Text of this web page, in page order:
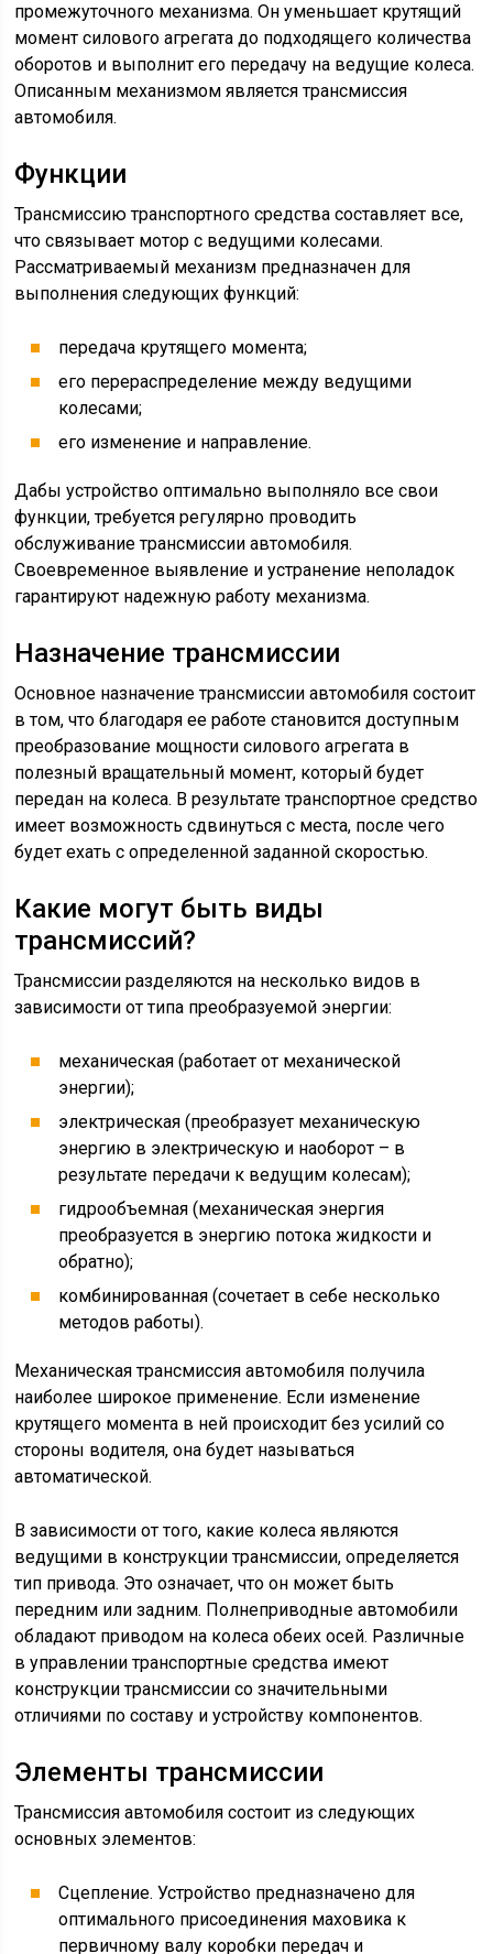
промежуточного механизма. Он уменьшает крутящий
момент силового агрегата до подходящего количества
оборотов и выполнит его передачу на ведущие колеса.
Описанным механизмом является трансмиссия
автомобиля.
Функции
Трансмиссию транспортного средства составляет все,
что связывает мотор с ведущими колесами.
Рассматриваемый механизм предназначен для
выполнения следующих функций:
передача крутящего момента;
его перераспределение между ведущими
колесами;
его изменение и направление.
Дабы устройство оптимально выполняло все свои
функции, требуется регулярно проводить
обслуживание трансмиссии автомобиля.
Своевременное выявление и устранение неполадок
гарантируют надежную работу механизма.
Назначение трансмиссии
Основное назначение трансмиссии автомобиля состоит
в том, что благодаря ее работе становится доступным
преобразование мощности силового агрегата в
полезный вращательный момент, который будет
передан на колеса. В результате транспортное средство
имеет возможность сдвинуться с места, после чего
будет ехать с определенной заданной скоростью.
Какие могут быть виды
трансмиссий?
Трансмиссии разделяются на несколько видов в
зависимости от типа преобразуемой энергии:
механическая (работает от механической
энергии);
электрическая (преобразует механическую
энергию в электрическую и наоборот – в
результате передачи к ведущим колесам);
гидрообъемная (механическая энергия
преобразуется в энергию потока жидкости и
обратно);
комбинированная (сочетает в себе несколько
методов работы).
Механическая трансмиссия автомобиля получила
наиболее широкое применение. Если изменение
крутящего момента в ней происходит без усилий со
стороны водителя, она будет называться
автоматической.
В зависимости от того, какие колеса являются
ведущими в конструкции трансмиссии, определяется
тип привода. Это означает, что он может быть
передним или задним. Полнеприводные автомобили
обладают приводом на колеса обеих осей. Различные
в управлении транспортные средства имеют
конструкции трансмиссии со значительными
отличиями по составу и устройству компонентов.
Элементы трансмиссии
Трансмиссия автомобиля состоит из следующих
основных элементов:
Сцепление. Устройство предназначено для
оптимального присоединения маховика к
первичному валу коробки передач и